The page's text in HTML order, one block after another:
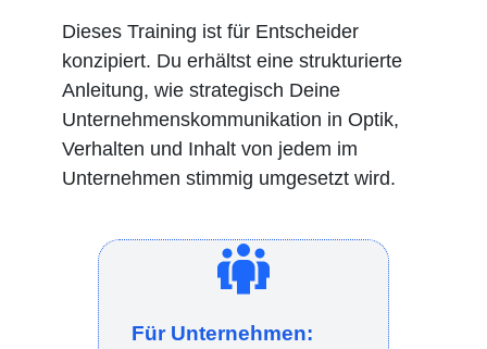
Dieses Training ist für Entscheider
konzipiert. Du erhältst eine strukturierte
Anleitung, wie strategisch Deine
Unternehmenskommunikation in Optik,
Verhalten und Inhalt von jedem im
Unternehmen stimmig umgesetzt wird.
Für Unternehmen: